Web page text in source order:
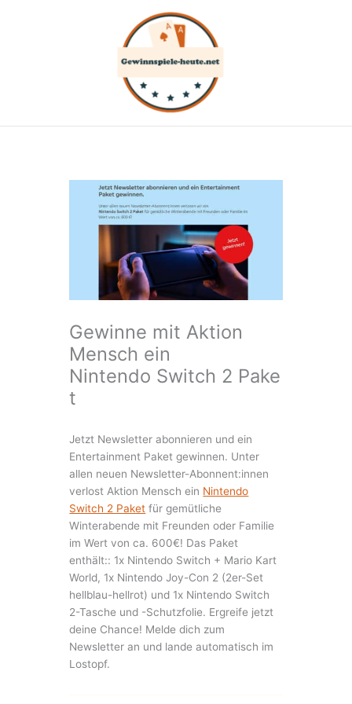
Gewinne mit Aktion
Mensch ein
Nintendo Switch 2 Pake
t
Jetzt Newsletter abonnieren und ein
Entertainment Paket gewinnen. Unter
allen neuen Newsletter-Abonnent:innen
verlost Aktion Mensch ein Nintendo
Switch 2 Paket für gemütliche
Winterabende mit Freunden oder Familie
im Wert von ca. 600€! Das Paket
enthält:: 1x Nintendo Switch + Mario Kart
World, 1x Nintendo Joy-Con 2 (2er-Set
hellblau-hellrot) und 1x Nintendo Switch
2-Tasche und -Schutzfolie. Ergreife jetzt
deine Chance! Melde dich zum
Newsletter an und lande automatisch im
Lostopf.